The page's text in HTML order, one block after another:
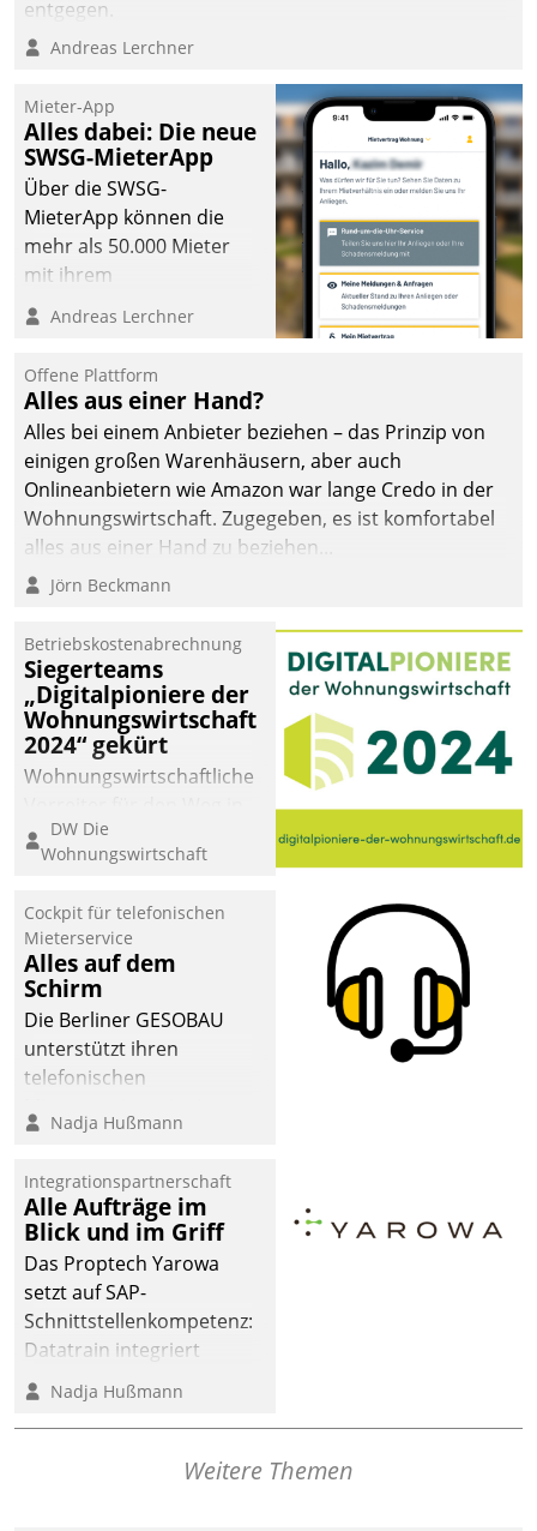
entgegen.
Andreas Lerchner
Mieter-App
Alles dabei: Die neue
SWSG-MieterApp
Über die SWSG-
MieterApp können die
mehr als 50.000 Mieter
mit ihrem
Wohnungsunternehmen
kommunizieren, auf dem
einsehen und ändern
oder
Schadensmeldungen
abgeben – rund um die
Uhr.
Andreas Lerchner
Offene Plattform
Alles aus einer Hand?
Alles bei einem Anbieter beziehen – das Prinzip von
einigen großen Warenhäusern, aber auch
Onlineanbietern wie Amazon war lange Credo in der
Wohnungswirtschaft. Zugegeben, es ist komfortabel
alles aus einer Hand zu beziehen...
Jörn Beckmann
Betriebskostenabrechnung
Siegerteams
„Digitalpioniere der
Wohnungswirtschaft
2024“ gekürt
Wohnungswirtschaftliche
eine digitale Zukunft zu
finden, ist das Ziel des
der
Wohnungswirtschaft“.
Bewerben können sich
dafür ein Team
bestehend aus
Wohnungsunternehmen
und PropTech.
DW Die
Wohnungswirtschaft
Cockpit für telefonischen
Mieterservice
Alles auf dem
Schirm
Die Berliner GESOBAU
unterstützt ihren
telefonischen
digitalen Cockpit, das
passende Fragen und
Schlagworte auswirft.
Eine intuitive
Dialogführung ermöglicht
dem externen
Serviceteam, Anrufe von
Mietenden zügiger und
effizienter zu bearbeiten.
Nadja Hußmann
Integrationspartnerschaft
Alle Aufträge im
Blick und im Griff
Das Proptech Yarowa
setzt auf SAP-
Schnittstellenkompetenz:
Datatrain integriert
Yarowas Portal zur
Vergabe und Verwaltung
von Aufträgen der
Nadja Hußmann
Weitere Themen